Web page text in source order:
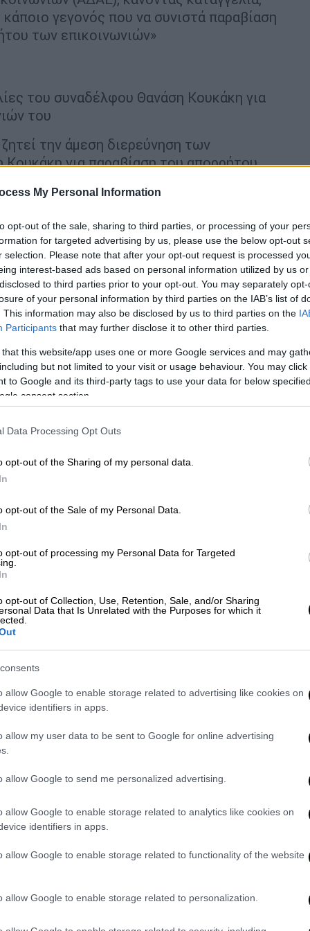
My Personal Information
opt-out of the sale, sharing to third parties, or processing of your
for targeted advertising by us, please use the below opt-out
selection. Please note that after your opt-out request is processed
interest-based ads based on personal information utilized by us
to third parties prior to your opt-out. You may separately
of your personal information by third parties on the IAB’s list of
This information may also be disclosed by us to third parties on the
Participants that may further disclose it to other third parties.
that this website/app uses one or more Google services and may
but not limited to your visit or usage behaviour. You may
to Google and its third-party tags to use your data for below
consent section.
Data Processing Opt Outs
opt-out of the Sharing of my personal data.
opt-out of the Sale of my Personal Data.
opt-out of processing my Personal Data for Targeted
opt-out of Collection, Use, Retention, Sale, and/or Sharing
Data that Is Unrelated with the Purposes for which it
allow Google to enable storage related to advertising like cookies on
identifiers in apps.
allow my user data to be sent to Google for online advertising
allow Google to send me personalized advertising.
allow Google to enable storage related to analytics like cookies on
identifiers in apps.
allow Google to enable storage related to functionality of the website
allow Google to enable storage related to personalization.
γεγονός που να συνιστά παραβίαση
των επικοινωνιών»
του συναδέλφου Θανάση Κουκάκη για
του
την άμεση διερεύνηση των
για παραβίαση του απορρήτου
για παρακολούθηση του κινητού του
και πανάκριβου λογισμικού με
εντοπίστηκε στο κινητό του τηλέφωνο
του Τορόντο (Citizen Lab), άγνωστα
αποσπάσουν τον έλεγχο του κινητού με
σε όλες τις εξερχόμενες και
τις εφαρμογές, τις φωτογραφίες και τα
στην Αρχή Διασφάλισης του
καταγγελία, του απάντησαν ότι
να συνιστά παραβίαση της κείμενης
Μόνο που η «κείμενη
(άρθρο 87 του Ν. 4790/2021 το νόμο
του Απορρήτου των
των υστέρων όσους έχουν
ρύθμιση η οποία πρέπει να
της υπόθεσης προκειμένου να
καθώς και να απαντηθούν κρίσιμα
να παρακολουθεί έναν
που δεν είναι εύκολα προσβάσιμη.
δημοσιογράφων συνιστά ζήτημα
Δικαίου. Ο εντοπισμός των
των ατομικών δικαιωμάτων, του
της ανεξαρτησίας της
έγινε με ένα φαινομενικά αθώο sms
καλεί τους συναδέλφους να είναι σε
κινητό τους τα οποία περιλαμβάνουν
τους οποίους δεν πρέπει να
ΕΣΗΕΑ για ανάλογες ηλεκτρονικές
και την Ευρωπαϊκή Ομοσπονδία
συναδέλφων.